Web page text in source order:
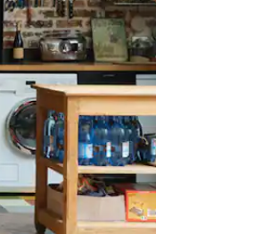
au kutelezesha kidole kwenye ishara.